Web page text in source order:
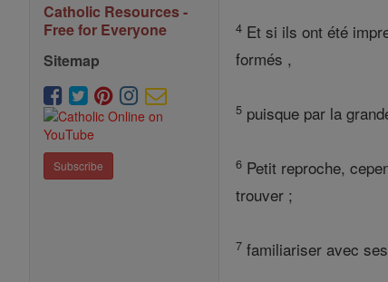
Catholic Resources -
Free for Everyone
Sitemap
Subscribe
4 Et si ils ont été
formés ,
5 puisque par la
6 Petit reproche,
trouver ;
7 familiariser avec